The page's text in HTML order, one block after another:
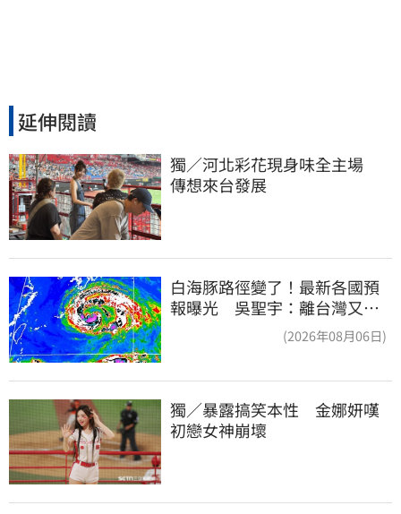
延伸閱讀
獨／河北彩花現身味全主場
傳想來台發展
白海豚路徑變了！最新各國預
報曝光 吳聖宇：離台灣又更
(2026年08月06日)
獨／暴露搞笑本性　金娜妍嘆
初戀女神崩壞